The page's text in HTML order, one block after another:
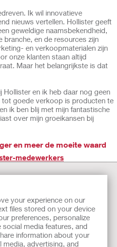
your experience on our
files stored on your device
preferences, personalize
media features, and
information about your
advertising, and
Ik wil innovatieve
nieuws vertellen. Hollister geeft
geweldige naamsbekendheid,
branche, en de resources zijn
en verkoopmaterialen zijn
onze klanten staan altijd
Maar het belangrijkste is dat
Hollister en ik heb daar nog geen
goede verkoop is producten te
ik ben blij met mijn fantastische
over mijn groeikansen bij
en meer de moeite waard
medewerkers